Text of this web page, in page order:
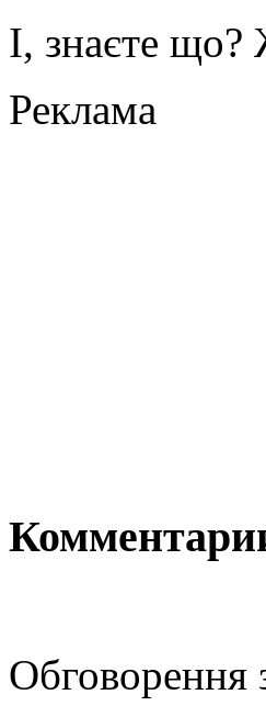
І, знаєте
Реклама
Обговорення